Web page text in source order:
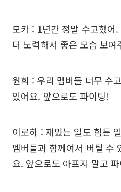
모카 : 1년간 정말 수고했어
더 노력해서 좋은 모습 보여
원희 : 우리 멤버들 너무 수
있어요. 앞으로도 파이팅!
이로하 : 재밌는 일도 힘든
멤버들과 함께여서 버틸 수
요. 앞으로도 아프지 말고